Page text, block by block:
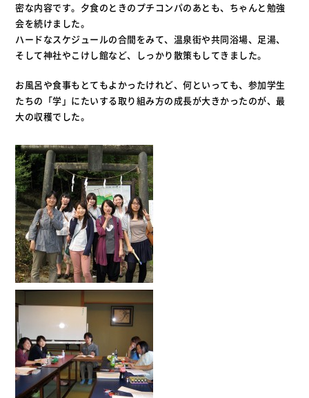
密な内容です。夕食のときのプチコンパのあとも、ちゃんと勉強
会を続けました。
ハードなスケジュールの合間をみて、温泉街や共同浴場、足湯、
そして神社やこけし館など、しっかり散策もしてきました。
お風呂や食事もとてもよかったけれど、何といっても、参加学生
たちの「学」にたいする取り組み方の成長が大きかったのが、最
大の収穫でした。